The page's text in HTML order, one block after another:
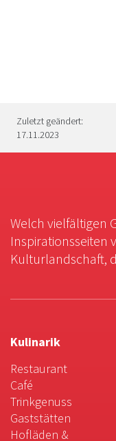
Zuletzt geändert:
17.11.2023
Welch vielfältigen
Inspirationsseiten
Kulturlandschaft,
Kulinarik
Restaurant
Café
Trinkgenuss
Gaststätten
Hofläden &